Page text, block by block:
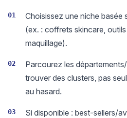
01
Choisissez une niche basée
(ex. : coffrets skincare,
maquillage).
02
Parcourez les
trouver des clusters, pas
au hasard.
03
Si disponible : best-sellers/